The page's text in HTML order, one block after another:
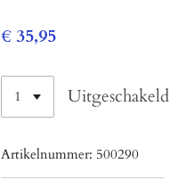
€ 35,95
Uitgeschakeld
Artikelnummer: 500290